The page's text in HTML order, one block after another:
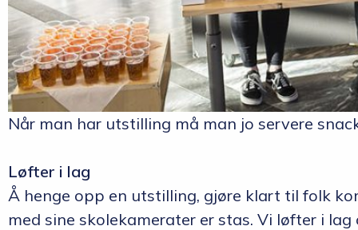
Når man har utstilling må man jo servere
Løfter i lag
Å henge opp en utstilling, gjøre klart til folk
med sine skolekamerater er stas. Vi løfter i